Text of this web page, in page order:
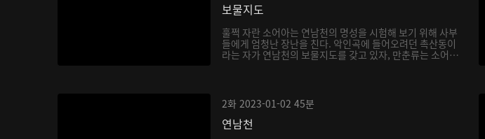
보물지도
훌쩍 자란 소어아는 연남천의 명성을 시험해 보기 위해 사부
들에게 엄청난 장난을 친다. 악인곡에 들어오려던 촉산동이
라는 자가 연남천의 보물지도를 갖고 있자, 만춘류는 소어
2화 2023-01-02 45분
연남천